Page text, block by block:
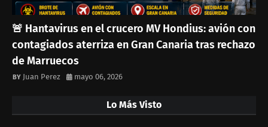
🚨 Hantavirus en el crucero MV Hondius: avión con
contagiados aterriza en Gran Canaria tras rechazo
de Marruecos
Juan Perez mayo 06, 2026
Lo Más Visto